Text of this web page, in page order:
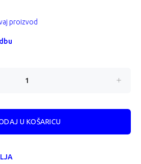
proizvod